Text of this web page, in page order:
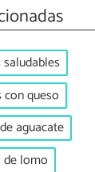
con queso
aguacate
de lomo